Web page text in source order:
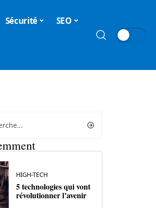
Sécurité SEO
HIGH-TECH
5 technologies qui vont
révolutionner l’avenir